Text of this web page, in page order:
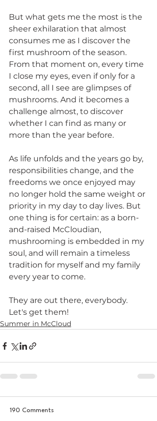
But what gets me the most is the
sheer exhilaration that almost
consumes me as I discover the
first mushroom of the season.
From that moment on, every time
I close my eyes, even if only for a
second, all I see are glimpses of
mushrooms. And it becomes a
challenge almost, to discover
whether I can find as many or
more than the year before.
As life unfolds and the years go by,
responsibilities change, and the
freedoms we once enjoyed may
no longer hold the same weight or
priority in my day to day lives. But
one thing is for certain: as a born-
and-raised McCloudian,
mushrooming is embedded in my
soul, and will remain a timeless
tradition for myself and my family
every year to come.
They are out there, everybody.
Let's get them!
Summer in McCloud
190 Comments